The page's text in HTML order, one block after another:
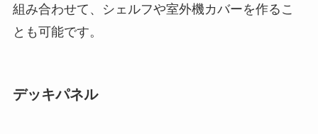
組み合わせて、シェルフや室外機カバーを作るこ
とも可能です。
デッキパネル